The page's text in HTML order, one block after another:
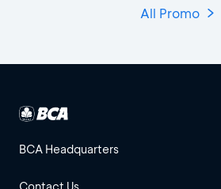
All Promo
BCA Headquarters